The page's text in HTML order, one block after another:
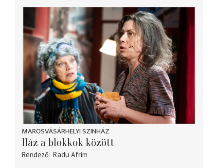
MAROSVÁSÁRHELYI SZINHÁZ
Ház a blokkok között
Rendező Radu Afrim